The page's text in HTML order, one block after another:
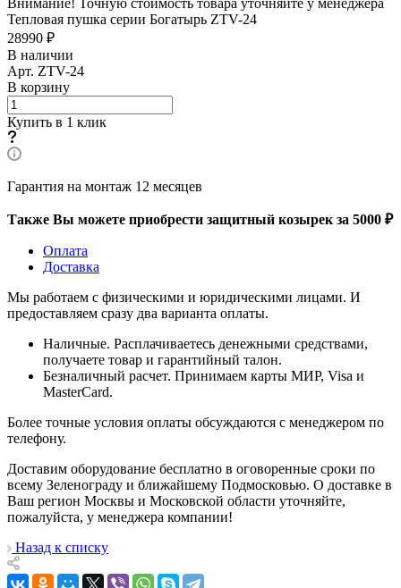
Тепловая пушка серии Богатырь ZTV-24
28990 ₽
В наличии
Арт. ZTV-24
В корзину
Купить в 1 клик
Гарантия на монтаж 12 месяцев
Также Вы можете приобрести защитный козырек за 5000 ₽
Оплата
Доставка
Мы работаем с физическими и юридическими лицами. И
предоставляем сразу два варианта оплаты.
Наличные. Расплачиваетесь денежными средствами,
получаете товар и гарантийный талон.
Безналичный расчет. Принимаем карты МИР, Visa и
MasterCard.
Более точные условия оплаты обсуждаются с менеджером по
телефону.
Доставим оборудование бесплатно в оговоренные сроки по
всему Зеленограду и ближайшему Подмосковью. О доставке в
Ваш регион Москвы и Московской области уточняйте,
пожалуйста, у менеджера компании!
Назад к списку